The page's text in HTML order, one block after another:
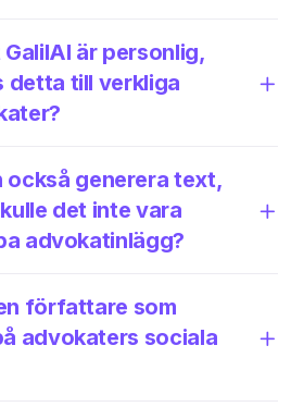
är personlig,
detta till verkliga
också generera text,
det inte vara
advokatinlägg?
författare som
advokaters sociala